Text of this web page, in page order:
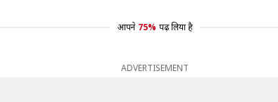
आपने 75% पढ़ लिया है
ADVERTISEMENT